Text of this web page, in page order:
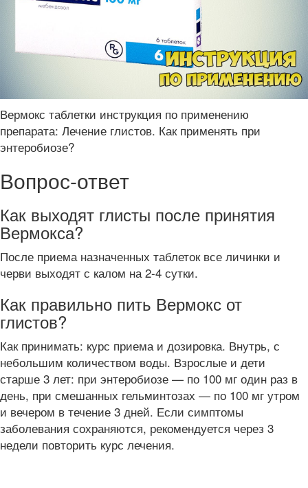
Вермокс таблетки инструкция по применению
препарата: Лечение глистов. Как применять при
энтеробиозе?
Вопрос-ответ
Как выходят глисты после принятия
Вермокса?
После приема назначенных таблеток все личинки и
черви выходят с калом на 2-4 сутки.
Как правильно пить Вермокс от
глистов?
Как принимать: курс приема и дозировка. Внутрь, с
небольшим количеством воды. Взрослые и дети
старше 3 лет: при энтеробиозе — по 100 мг один раз в
день, при смешанных гельминтозах — по 100 мг утром
и вечером в течение 3 дней. Если симптомы
заболевания сохраняются, рекомендуется через 3
недели повторить курс лечения.